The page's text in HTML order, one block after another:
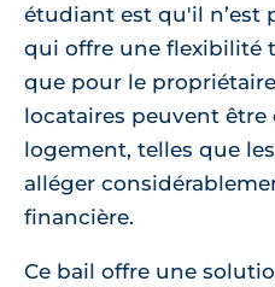
étudiant est qu'il n’est
qui offre une flexibilité
que pour le
locataires peuvent être
logement, telles que
alléger
financière.
Ce bail offre une